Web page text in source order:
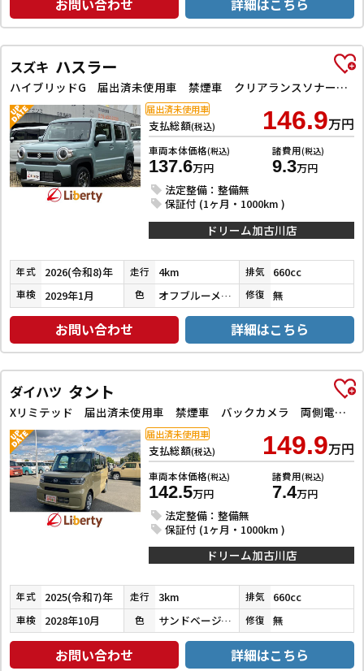
お問い合わせ 詳細はこちら
スズキ ハスラー
ハイブリッドG 届出済未使用車 禁煙車 クリアランスソナー オートクルーズコントロール レーンアシスト 衝突被害軽減システム オートライト LEDヘッドランプ スマートキー アイドリングストップ シートヒーター
支払総額(税込) 146.9万円
車両本体価格(税込)
137.6万円
諸費用(税込)
9.3万円
法定整備：整備無
保証付 (1ヶ月・1000km )
届出済未使用車
ドリーム加古川店
年式 2026(令和8)年 走行 4km 排気 660cc
車検 2029年1月 色 オフブルーメタリック 修復 無
お問い合わせ 詳細はこちら
ダイハツ タント
Xリミテッド 届出済未使用車 禁煙車 バックカメラ 両側電動スライドドア クリアランスソナー レーンアシスト 衝突被害軽減システム オートライト LEDヘッドランプ スマートキー シートヒーター
支払総額(税込) 149.9万円
車両本体価格(税込)
142.5万円
諸費用(税込)
7.4万円
法定整備：整備無
保証付 (1ヶ月・1000km )
届出済未使用車
ドリーム加古川店
年式 2025(令和7)年 走行 3km 排気 660cc
車検 2028年10月 色 サンドベージュＭ 修復 無
お問い合わせ 詳細はこちら